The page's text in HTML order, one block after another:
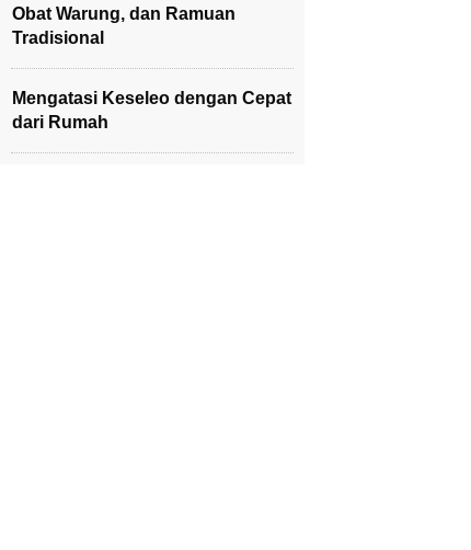
Obat Warung, dan Ramuan
Tradisional
Mengatasi Keseleo dengan Cepat
dari Rumah